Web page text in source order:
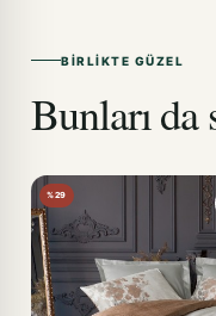
BIRLIKTE GÜZEL
Bunları
%29